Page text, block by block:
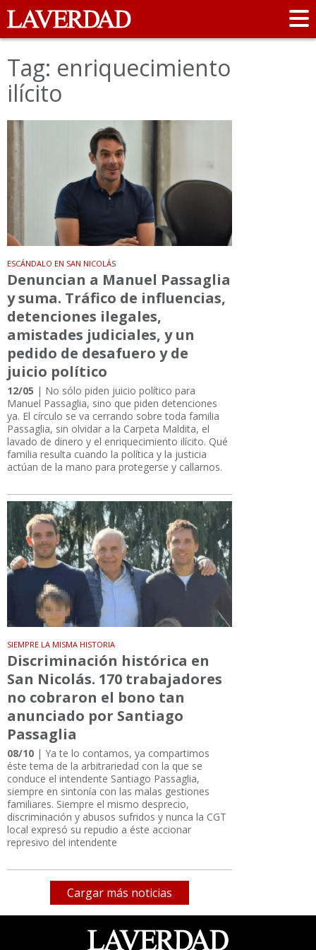
Tag: enriquecimiento
ilícito
ESCÁNDALO EN SAN NICOLÁS
Denuncian a Manuel Passaglia
y suma. Tráfico de influencias,
detenciones ilegales,
amistades judiciales, y un
pedido de desafuero y de
juicio político
12/05 | No sólo piden juicio político para
Manuel Passaglia, sino que piden detenciones
ya. El círculo se va cerrando sobre toda familia
Passaglia, sin olvidar a la Carpeta Maldita, el
lavado de dinero y el enriquecimiento ilícito. Qué
familia resulta cuando la política y la justicia
actúan de la mano para protegerse y callarnos.
SIEMPRE LA MISMA HISTORIA
Discriminación histórica en
San Nicolás. 170 trabajadores
no cobraron el bono tan
anunciado por Santiago
Passaglia
08/10 | Ya te lo contamos, ya compartimos
éste tema de la arbitrariedad con la que se
conduce el intendente Santiago Passaglia,
siempre en sintonía con las malas gestiones
familiares. Siempre el mismo desprecio,
discriminación y abusos sufridos y nunca la CGT
local expresó su repudio a éste accionar
represivo del intendente
Cargar más noticias